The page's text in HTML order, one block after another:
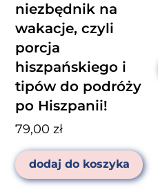
niezbędnik na
wakacje, czyli
porcja
hiszpańskiego i
tipów do podróży
po Hiszpanii!
79,00zł
dodaj do koszyka